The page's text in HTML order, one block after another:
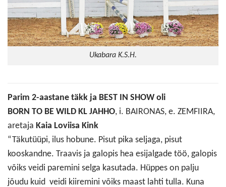
Ukabara K.S.H.
Parim 2-aastane täkk ja BEST IN SHOW oli
BORN TO BE WILD KL JAHHO, i. BAIRONAS, e. ZEMFIIRA,
aretaja Kaia Loviisa Kink
“Täkutüüpi, ilus hobune. Pisut pika seljaga, pisut
kooskandne. Traavis ja galopis hea esijalgade töö, galopis
võiks veidi paremini selga kasutada. Hüppes on palju
jõudu kuid veidi kiiremini võiks maast lahti tulla. Kuna